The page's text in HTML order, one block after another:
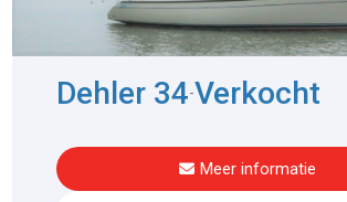
Dehler 34-Verkocht
Meer informatie